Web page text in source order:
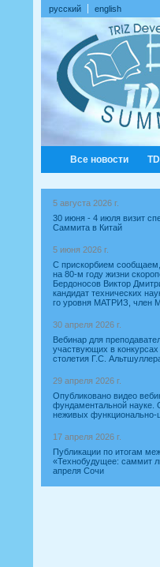
русский english
Все новости
5 августа 2026 г.
30 июня - 4 июля визит
Саммита в Китай
5 июня 2026 г.
С прискорбием
на 80-м году жизни
Бердоносов Виктор
кандидат технических
го уровня МАТРИЗ, член
30 апреля 2026 г.
Вебинар для
участвующих в
столетия Г.С.
29 апреля 2026 г.
Опубликовано видео
фундаментальной
неживых функционально-
17 апреля 2026 г.
Публикации по итогам
«Технобудущее: саммит
апреля Сочи